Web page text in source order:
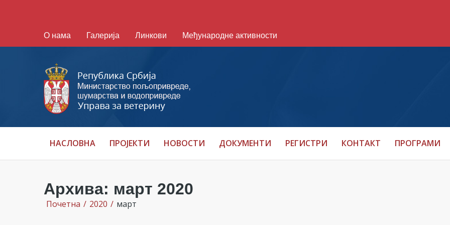
О нама Галерија Линкови Међународне активности
НАСЛОВНА ПРОЈЕКТИ НОВОСТИ ДОКУМЕНТИ РЕГИСТРИ КОНТАКТ ПРОГРАМИ
Архива: март 2020
Почетна / 2020 / март